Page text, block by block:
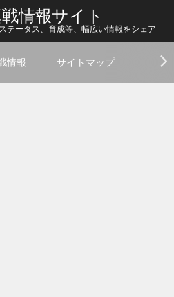
情報サイト
テータス、育成等、幅広い情報をシェア
情報 サイトマップ